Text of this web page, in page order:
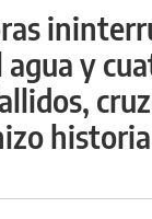
y
historia